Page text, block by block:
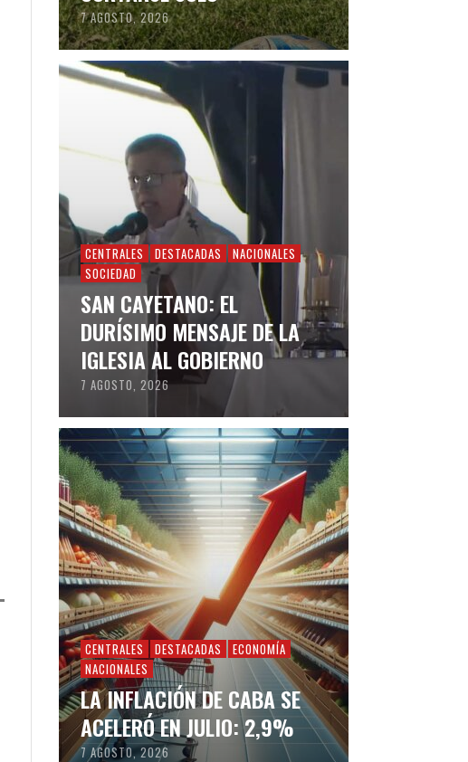
7 AGOSTO, 2026
CENTRALES DESTACADAS
NACIONALES
SOCIEDAD
SAN CAYETANO: EL
DURÍSIMO MENSAJE DE LA
IGLESIA AL GOBIERNO
7 AGOSTO, 2026
CENTRALES DESTACADAS
ECONOMÍA
NACIONALES
LA INFLACIÓN DE CABA SE
ACELERÓ EN JULIO: 2,9%
7 AGOSTO, 2026